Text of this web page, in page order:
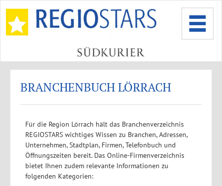
BRANCHENBUCH LÖRRACH
Für die Region Lörrach hält das Branchenverzeichnis
REGIOSTARS wichtiges Wissen zu Branchen, Adressen,
Unternehmen, Stadtplan, Firmen, Telefonbuch und
Öffnungszeiten bereit. Das Online-Firmenverzeichnis
bietet Ihnen zudem relevante Informationen zu
folgenden Kategorien: